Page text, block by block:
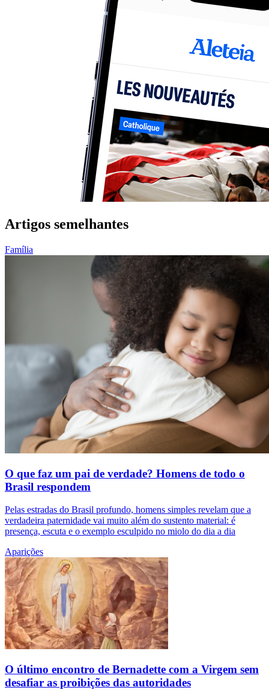
Artigos semelhantes
Família
O que faz um pai de verdade? Homens de todo o
Brasil respondem
Pelas estradas do Brasil profundo, homens simples revelam que a
verdadeira paternidade vai muito além do sustento material: é
presença, escuta e o exemplo esculpido no miolo do dia a dia
Aparições
O último encontro de Bernadette com a Virgem sem
desafiar as proibições das autoridades